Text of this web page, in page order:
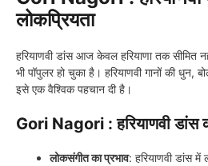
लोकप्रियता
हरियाणवी डांस आज केवल हरियाणा तक सीमित
भी पॉपुलर हो चुका है। हरियाणवी गानों की धुन,
इसे एक वैश्विक पहचान दी है।
Gori Nagori :हरियाणवी डांस
लोकसंगीत का प्रभाव: हरियाणवी डांस में